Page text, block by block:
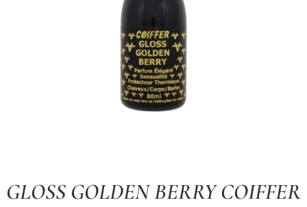
GLOSS GOLDEN BERRY COIFFER